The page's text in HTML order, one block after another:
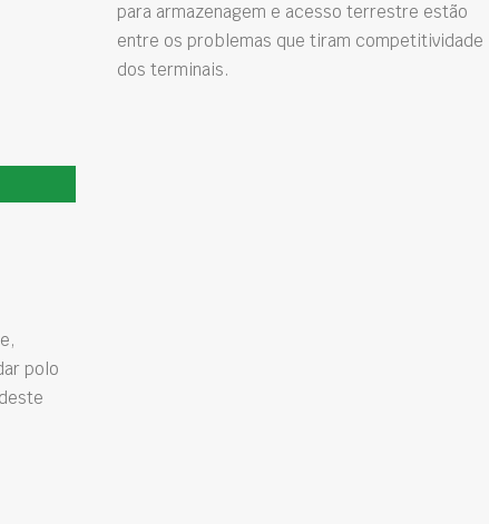
polo
para armazenagem e acesso terrestre estão
entre os problemas que tiram competitividade
dos terminais.